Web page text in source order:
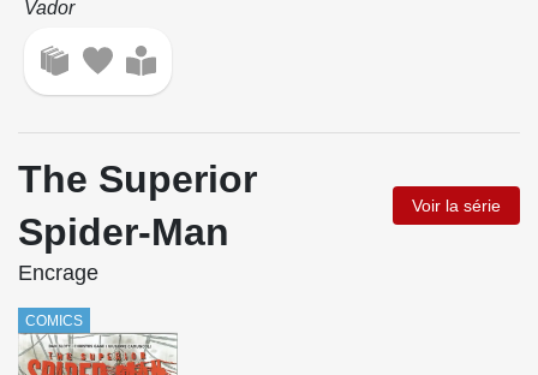
Vador
The Superior
Spider-Man
Voir la série
Encrage
COMICS